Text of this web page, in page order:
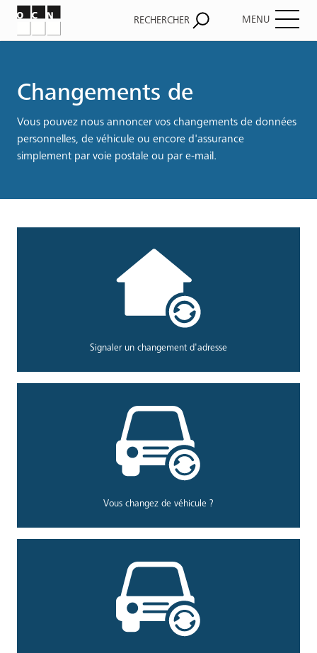
d'Ariane
Changements de
Vous pouvez nous annoncer vos changements de données
personnelles, de véhicule ou encore d'assurance
simplement par voie postale ou par e-mail.
Signaler un changement d'adresse
Vous changez de véhicule ?
RECHERCHER MENU